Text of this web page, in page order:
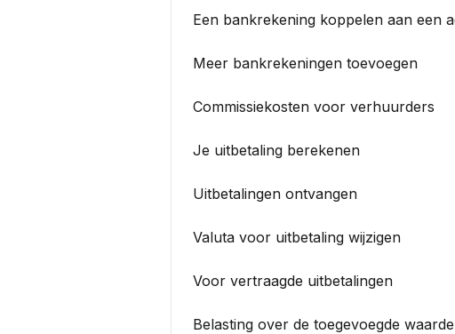
Een bankrekening koppelen aan een
Meer bankrekeningen toevoegen
Commissiekosten voor verhuurders
Je uitbetaling berekenen
Uitbetalingen ontvangen
Valuta voor uitbetaling wijzigen
Voor vertraagde uitbetalingen
Belasting over de toegevoegde